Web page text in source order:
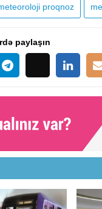
proqnoz
paylaşın